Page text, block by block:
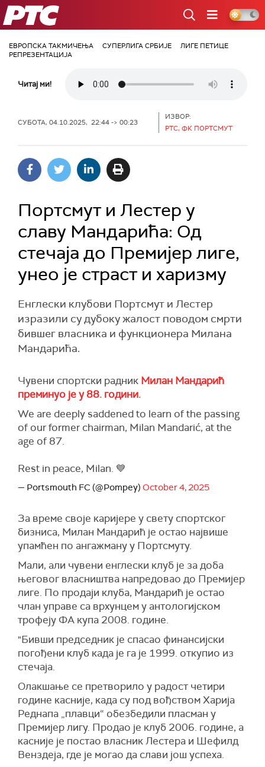
РТС
ЕВРОПСКА ТАКМИЧЕЊА СУПЕРЛИГА СРБИЈЕ
ЛИГЕ ПЕТИЦЕ
РЕПРЕЗЕНТАЦИЈА
Читај ми!
СУБОТА, 04.10.2025, 22:44 -> 00:23
ИЗВОР:
РТС, ФК ПОРТСМУТ
Портсмут и Лестер у
славу Мандарића: Од
стечаја до Премијер лиге,
унео је страст и харизму
Енглески клубови Портсмут и Лестер
изразили су дубоку жалост поводом смрти
бившег власника и функционера Милана
Мандарића.
Чувени спортски радник Милан Мандарић
преминуо је у 88. години.
We are deeply saddened to learn of the passing
of our former chairman, Milan Mandarić, at the
age of 87.
Rest in peace, Milan. 💙
— Portsmouth FC (@Pompey) October 4, 2025
За време своје каријере у свету спортског
бизниса, Милан Мандарић је остао највише
упамћен по ангажману у Портсмуту.
Мали, али чувени енглески клуб је за доба
његовог власништва напредовао до Премијер
лиге. По продаји клуба, Мандарић је остао
члан управе са врхунцем у антологијском
трофеју ФА купа 2008. године.
"Бивши председник је спасао финансијски
погођени клуб када је га је 1999. откупио из
стечаја.
Олакшање се претворило у радост четири
године касније, када су под вођством Харија
Реднапа „плавци“ обезбедили пласман у
Премијер лигу. Продао је клуб 2006. године, а
касније је постао власник Лестера и Шефилд
Венздеја, где је могао да слави још успеха.